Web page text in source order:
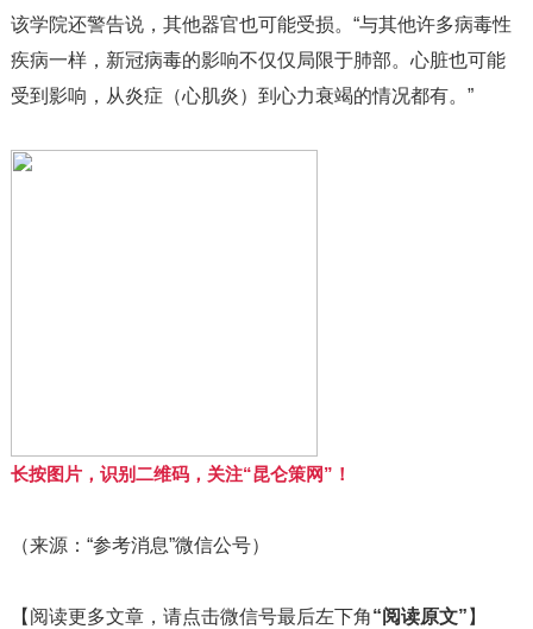
该学院还警告说，其他器官也可能受损。“与其他许多病毒性
疾病一样，新冠病毒的影响不仅仅局限于肺部。心脏也可能
受到影响，从炎症（心肌炎）到心力衰竭的情况都有。”
长按图片，识别二维码，关注“昆仑策网”！
（来源：“参考消息”微信公号）
【阅读更多文章，请点击微信号最后左下角“阅读原文” 】